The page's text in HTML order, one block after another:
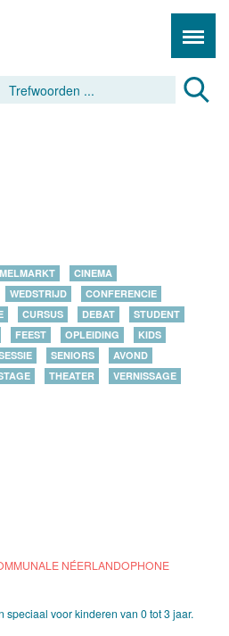
CINEMA
WEDSTRIJD
CONFERENCIE
CURSUS DEBAT
STUDENT
FEEST OPLEIDING
KIDS
SENIORS
AVOND
THEATER
VERNISSAGE
NÉERLANDOPHONE
speciaal voor kinderen van 0 tot 3 jaar.